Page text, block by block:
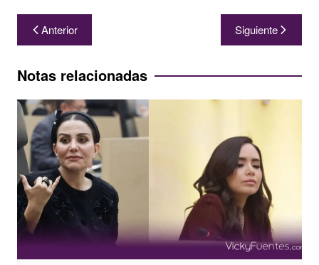
Navegación
de
entradas
Anterior Siguiente
Notas relacionadas